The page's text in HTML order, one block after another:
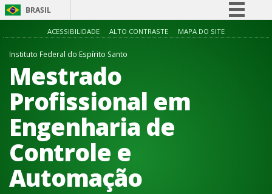
BRASIL
Simplifique!
ACESSIBILIDADE ALTO CONTRASTE MAPA DO SITE
Instituto Federal do Espírito Santo
Mestrado
Profissional em
Engenharia de
Controle e
Automação